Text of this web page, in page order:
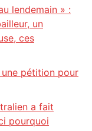
lendemain » :
un
ces
pétition pour
a fait
pourquoi